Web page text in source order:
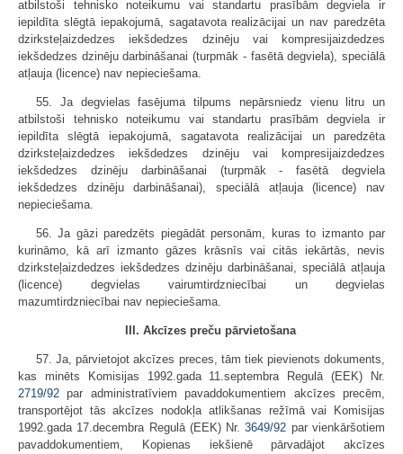
atbilstoši tehnisko noteikumu vai standartu prasībām degviela ir
iepildīta slēgtā iepakojumā, sagatavota realizācijai un nav paredzēta
dzirksteļaizdedzes iekšdedzes dzinēju vai kompresijaizdedzes
iekšdedzes dzinēju darbināšanai (turpmāk - fasētā degviela), speciālā
atļauja (licence) nav nepieciešama.
55. Ja degvielas fasējuma tilpums nepārsniedz vienu litru un
atbilstoši tehnisko noteikumu vai standartu prasībām degviela ir
iepildīta slēgtā iepakojumā, sagatavota realizācijai un paredzēta
dzirksteļaizdedzes iekšdedzes dzinēju vai kompresijaizdedzes
iekšdedzes dzinēju darbināšanai (turpmāk - fasētā degviela
iekšdedzes dzinēju darbināšanai), speciālā atļauja (licence) nav
nepieciešama.
56. Ja gāzi paredzēts piegādāt personām, kuras to izmanto par
kurināmo, kā arī izmanto gāzes krāsnīs vai citās iekārtās, nevis
dzirksteļaizdedzes iekšdedzes dzinēju darbināšanai, speciālā atļauja
(licence) degvielas vairumtirdzniecībai un degvielas
mazumtirdzniecībai nav nepieciešama.
III. Akcīzes preču pārvietošana
57. Ja, pārvietojot akcīzes preces, tām tiek pievienots dokuments,
kas minēts Komisijas 1992.gada 11.septembra Regulā (EEK) Nr.
2719/92 par administratīviem pavaddokumentiem akcīzes precēm,
transportējot tās akcīzes nodokļa atlikšanas režīmā vai Komisijas
1992.gada 17.decembra Regulā (EEK) Nr.3649/92 par vienkāršotiem
pavaddokumentiem, Kopienas iekšienē pārvadājot akcīzes